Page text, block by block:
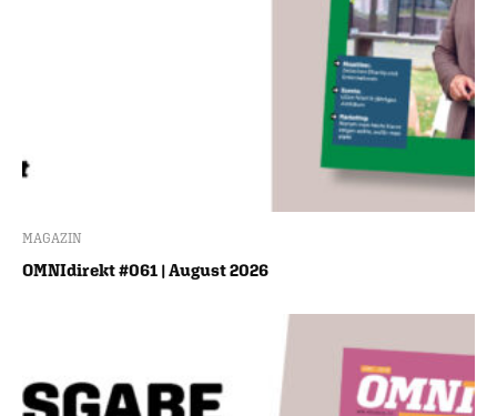
MAGAZIN
OMNIdirekt #061 | August 2026